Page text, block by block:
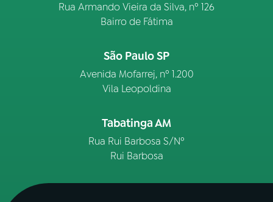
Rua Armando Vieira da Silva, nº 126
Bairro de Fátima
São Paulo SP
Avenida Mofarrej, nº 1.200
Vila Leopoldina
Tabatinga AM
Rua Rui Barbosa S/Nº
Rui Barbosa